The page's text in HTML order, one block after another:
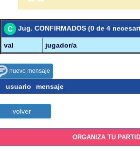
Jug. CONFIRMADOS (0 de 4
val jugador/a
nuevo mensaje
usuario mensaje
volver
ORGANIZA TU